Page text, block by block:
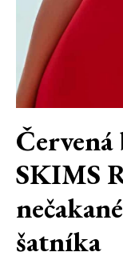
Červená
SKIMS
šatníka